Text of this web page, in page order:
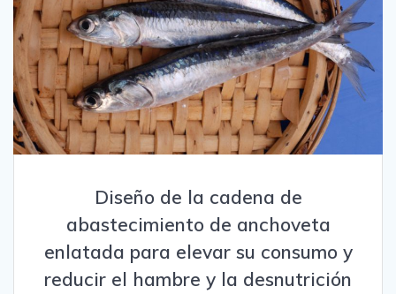
Diseño de la cadena de
abastecimiento de anchoveta
enlatada para elevar su consumo y
reducir el hambre y la desnutrición